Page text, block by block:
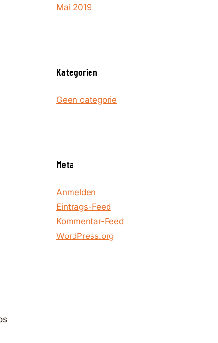
Mai 2019
Kategorien
Geen categorie
Meta
Anmelden
Eintrags-Feed
Kommentar-Feed
WordPress.org